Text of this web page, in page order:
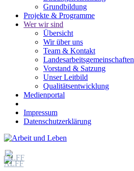
Grundbildung
Projekte & Programme
Wer wir sind
Übersicht
Wir über uns
Team & Kontakt
Landesarbeitsgemeinschaften
Vorstand & Satzung
Unser Leitbild
Qualitätsentwicklung
Medienportal
Impressum
Datenschutzerklärung